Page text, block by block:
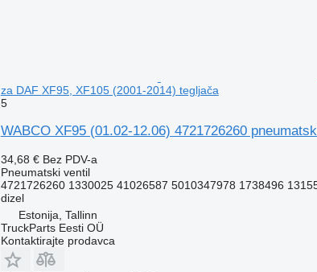
za DAF XF95, XF105 (2001-2014) tegljača
5
WABCO XF95 (01.02-12.06) 4721726260
34,68 € Bez PDV-a
Pneumatski ventil
4721726260 1330025 41026587 5010347978 1738496
dizel
Estonija, Tallinn
TruckParts Eesti OÜ
Kontaktirajte prodavca